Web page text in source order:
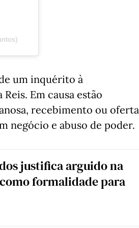
um inquérito à
Em causa estão
recebimento ou oferta
negócio e abuso de poder.
justifica arguido na
formalidade para